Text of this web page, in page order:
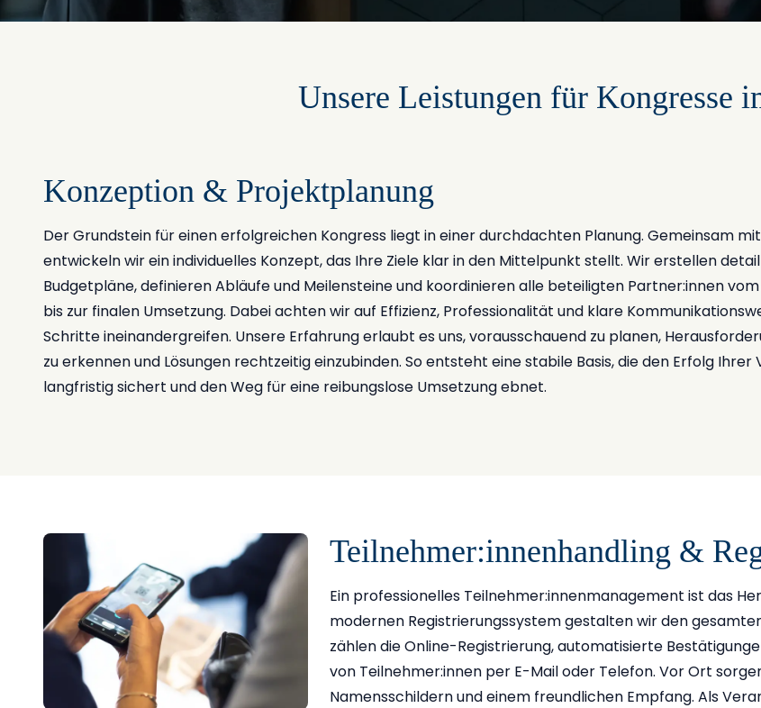
Unsere Leistungen für Kongresse
Konzeption & Projektplanung
Der Grundstein für einen erfolgreichen Kongress liegt in einer durchdachten Planung. Gemeinsam
entwickeln wir ein individuelles Konzept, das Ihre Ziele klar in den Mittelpunkt stellt. Wir erstellen
Budgetpläne, definieren Abläufe und Meilensteine und koordinieren alle beteiligten Partner:innen
bis zur finalen Umsetzung. Dabei achten wir auf Effizienz, Professionalität und klare
Schritte ineinandergreifen. Unsere Erfahrung erlaubt es uns, vorausschauend zu planen,
zu erkennen und Lösungen rechtzeitig einzubinden. So entsteht eine stabile Basis, die den Erfolg
langfristig sichert und den Weg für eine reibungslose Umsetzung ebnet.
Teilnehmer:innenhandling &
Ein professionelles Teilnehmer:innenmanagement ist das
modernen Registrierungssystem gestalten wir den
zählen die Online-Registrierung, automatisierte
von Teilnehmer:innen per E-Mail oder Telefon. Vor Ort
Namensschildern und einem freundlichen Empfang. Als